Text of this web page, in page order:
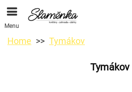
Menu
Home Tymákov
Tymákov